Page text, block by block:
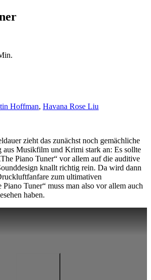
Hoffman, Havana Rose Liu
zieht das zunächst noch gemächliche
aus Musikfilm und Krimi stark an: Es sollte
Piano Tuner“ vor allem auf die auditive
knallt richtig rein. Da wird dann
zum ultimativen
Tuner“ muss man also vor allem auch
haben.